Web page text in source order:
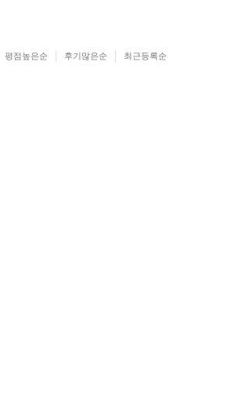
평점높은순 후기많은순 최근등록순